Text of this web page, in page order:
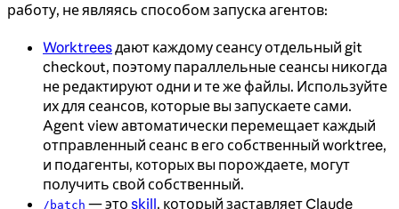
работу, не являясь способом запуска агентов:
Worktreesдают каждому сеансу отдельный git
checkout, поэтому параллельные сеансы никогда
не редактируют одни и те же файлы. Используйте
их для сеансов, которые вы запускаете сами.
Agent view автоматически перемещает каждый
отправленный сеанс в его собственный worktree,
и подагенты, которых вы порождаете, могут
получить свой собственный.
/batch — это skill, который заставляет Claude